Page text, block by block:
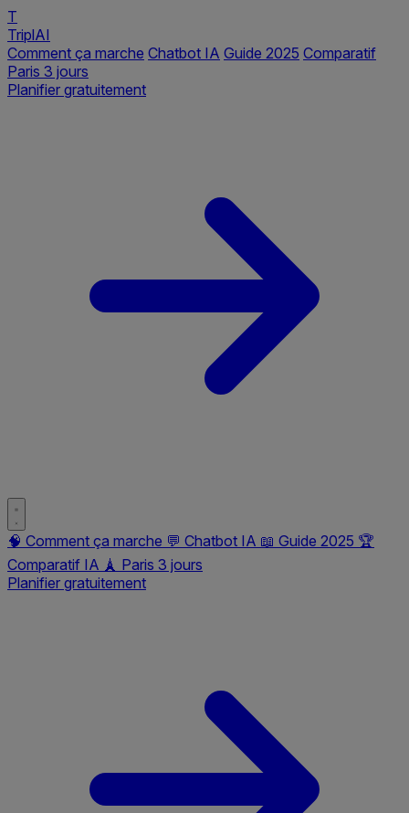
T
TriplAI
Comment ça marche Chatbot IA Guide 2025 Comparatif
Paris 3 jours
Planifier gratuitement
🧠 Comment ça marche 💬 Chatbot IA 📖 Guide 2025 🏆
Comparatif IA 🗼 Paris 3 jours
Planifier gratuitement